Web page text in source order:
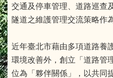
交通及停車管理、道路巡查
隧道之維護管理交流策略作
近年臺北市藉由多項道路養
環境改善外，創立「道路管
位為「夥伴關係」，以共同